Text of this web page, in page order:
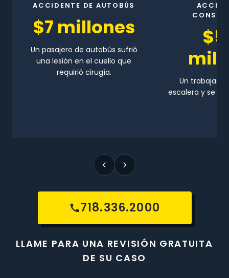
ACCIDENTE DE AUTOBÚS
$7 millones
Un pasajero de autobús sufrió
una lesión en el cuello que
requirió cirugía.
Un
escalera y se
718.336.2000
LLAME PARA UNA REVISIÓN GRATUITA
DE SU CASO